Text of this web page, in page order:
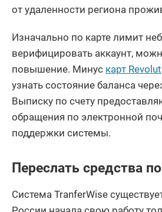
от удаленности региона
Изначально по карте лимит
верифицировать аккаунт,
повышение. Минус карт Revolut
узнать состояние баланса
Выписку по счету
обращения по электронной
поддержки системы.
Переслать средства
Система TranferWise